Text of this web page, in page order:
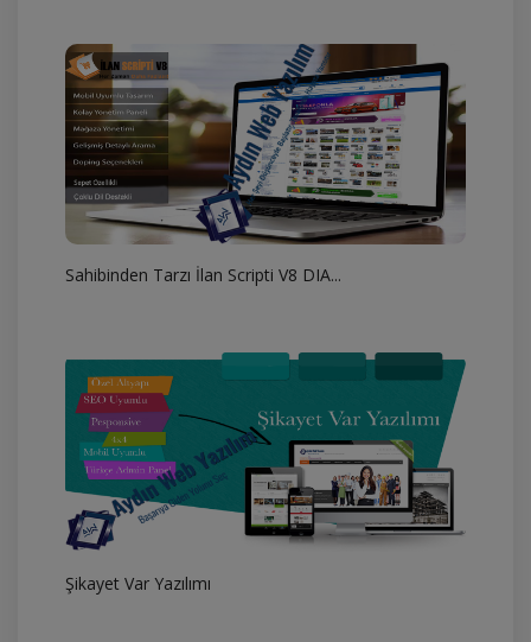
Sahibinden Tarzı İlan Scripti V8 DIA...
Şikayet Var Yazılımı